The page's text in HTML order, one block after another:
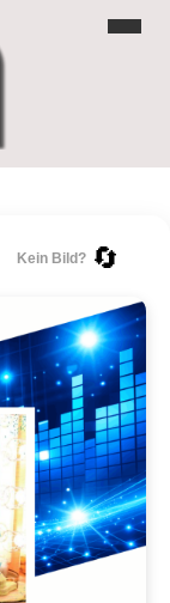
Kein Bild? 🔄